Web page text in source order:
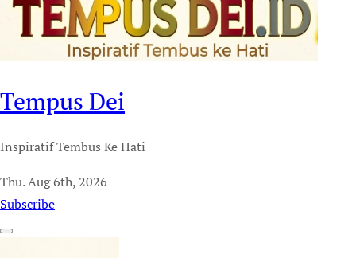
Tempus Dei
Inspiratif Tembus Ke Hati
Thu. Aug 6th, 2026
Subscribe